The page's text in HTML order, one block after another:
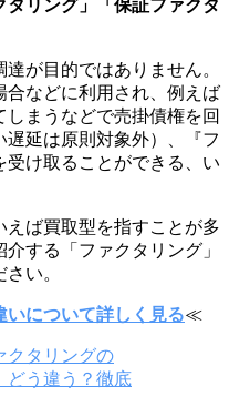
タリング」「保証ファクタ
が目的ではありません。
合などに利用され、例えば
まうなどで売掛債権を回
延は原則対象外）、『フ
受け取ることができる、い
ば買取型を指すことが多
する「ファクタリング」
い。
いについて詳しく見る≪
クタリングの
どう違う？徹底